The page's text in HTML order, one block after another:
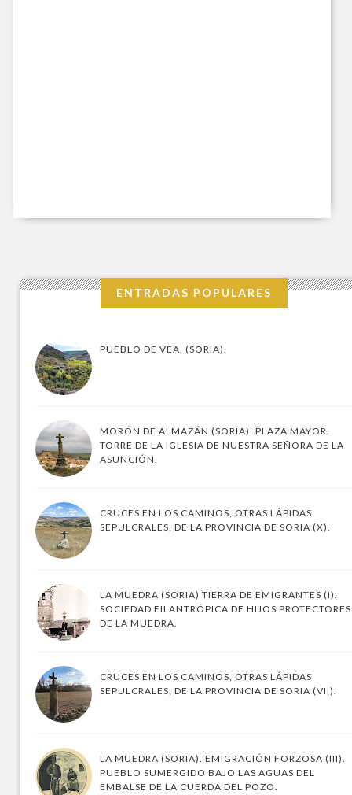
ENTRADAS POPULARES
PUEBLO DE VEA. (SORIA).
MORÓN DE ALMAZÁN (SORIA). PLAZA MAYOR.
TORRE DE LA IGLESIA DE NUESTRA SEÑORA DE LA
ASUNCIÓN.
CRUCES EN LOS CAMINOS, OTRAS LÁPIDAS
SEPULCRALES, DE LA PROVINCIA DE SORIA (X).
LA MUEDRA (SORIA) TIERRA DE EMIGRANTES (I).
SOCIEDAD FILANTRÓPICA DE HIJOS PROTECTORES
DE LA MUEDRA.
CRUCES EN LOS CAMINOS, OTRAS LÁPIDAS
SEPULCRALES, DE LA PROVINCIA DE SORIA (VII).
LA MUEDRA (SORIA). EMIGRACIÓN FORZOSA (III).
PUEBLO SUMERGIDO BAJO LAS AGUAS DEL
EMBALSE DE LA CUERDA DEL POZO.